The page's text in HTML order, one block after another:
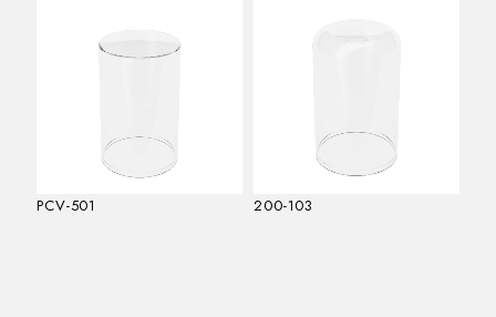
PCV-501 200-103